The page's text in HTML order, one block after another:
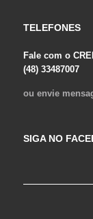
TELEFONES
Fale com o
(48) 33487007
ou envie
SIGA NO